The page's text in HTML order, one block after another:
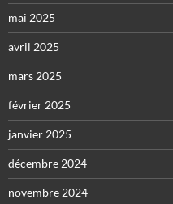
mai 2025
avril 2025
mars 2025
février 2025
janvier 2025
décembre 2024
novembre 2024